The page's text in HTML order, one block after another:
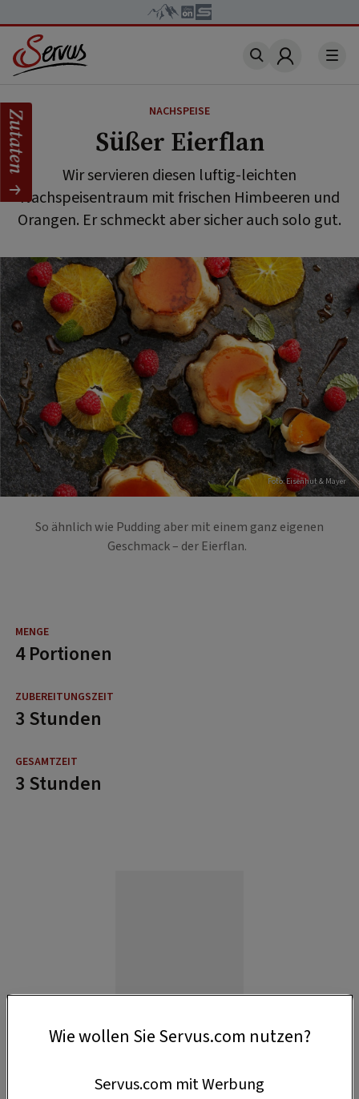
Account
NACHSPEISE
Süßer Eierflan
Wir servieren diesen luftig-leichten
Nachspeisentraum mit frischen Himbeeren und
Orangen. Er schmeckt aber sicher auch solo gut.
Foto: Eisenhut & Mayer
So ähnlich wie Pudding aber mit einem ganz eigenen
Geschmack – der Eierflan.
4 Portionen
3 Stunden
3 Stunden
Zutaten
Wie wollen Sie Servus.com nutzen?
Servus.com mit Werbung